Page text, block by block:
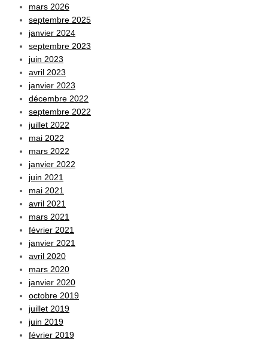
mars 2026
septembre 2025
janvier 2024
septembre 2023
juin 2023
avril 2023
janvier 2023
décembre 2022
septembre 2022
juillet 2022
mai 2022
mars 2022
janvier 2022
juin 2021
mai 2021
avril 2021
mars 2021
février 2021
janvier 2021
avril 2020
mars 2020
janvier 2020
octobre 2019
juillet 2019
juin 2019
février 2019